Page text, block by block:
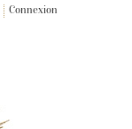
Connexion